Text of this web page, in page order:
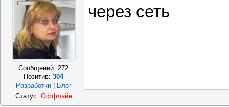
Сообщений: 272
Позитив:304
Разработки | Блог
через сеть
Статус: Оффлайн